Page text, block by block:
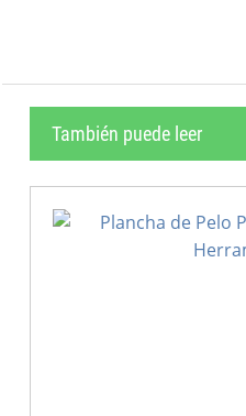
También puede leer